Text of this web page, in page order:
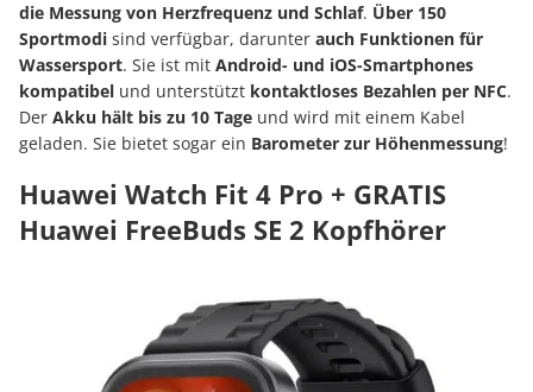
die Messung von Herzfrequenz und Schlaf. Über 150
Sportmodi sind verfügbar, darunter auch Funktionen für
Wassersport. Sie ist mit Android- und iOS-Smartphones
kompatibel und unterstützt kontaktloses Bezahlen per NFC.
Der Akku hält bis zu 10 Tage und wird mit einem Kabel
geladen. Sie bietet sogar ein Barometer zur Höhenmessung!
Huawei Watch Fit 4 Pro + GRATIS
Huawei FreeBuds SE 2 Kopfhörer